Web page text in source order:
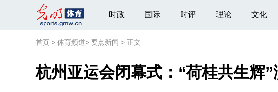
时政 国际 时评 理论 文化
首页 > 体育频道> 要点新闻 > 正文
杭州亚运会闭幕式：“荷桂共生辉”